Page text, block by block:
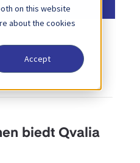
on this website
about the cookies
Accept
biedt Qvalia